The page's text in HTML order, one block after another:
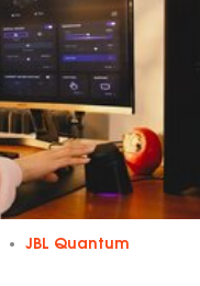
JBL Quantum